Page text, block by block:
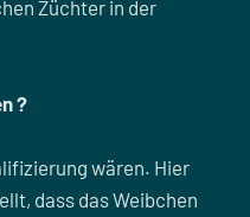
Züchter in der
?
wären. Hier
dass das Weibchen